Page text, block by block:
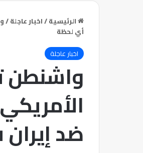
الرئيسية/اخبار عاجلة/
أي لحظة
اخبار عاجلة
واشنطن
ضد